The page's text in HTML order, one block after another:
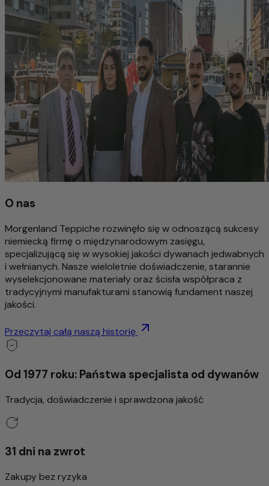
O nas
Morgenland Teppiche rozwinęło się w odnoszącą sukcesy
niemiecką firmę o międzynarodowym zasięgu,
specjalizującą się w wysokiej jakości dywanach jedwabnych
i wełnianych. Nasze wieloletnie doświadczenie, starannie
wyselekcjonowane materiały oraz ścisła współpraca z
tradycyjnymi manufakturami stanowią fundament naszej
jakości.
Przeczytaj całą naszą historię
Od 1977 roku: Państwa specjalista od dywanów
Tradycja, doświadczenie i sprawdzona jakość
31 dni na zwrot
Zakupy bez ryzyka